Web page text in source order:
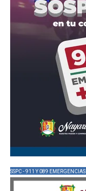
SSPC - 911 Y 089 EMERGENCIAS